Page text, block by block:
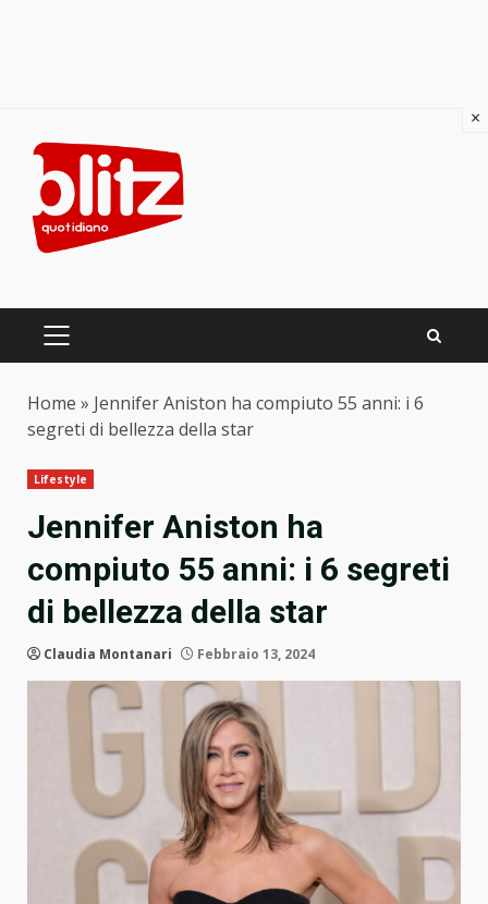
content
PRIMARY
Home » Jennifer Aniston ha compiuto 55 anni: i 6
segreti di bellezza della star
Lifestyle
Jennifer Aniston ha
compiuto 55 anni: i 6 segreti
di bellezza della star
Claudia Montanari Febbraio 13, 2024
×